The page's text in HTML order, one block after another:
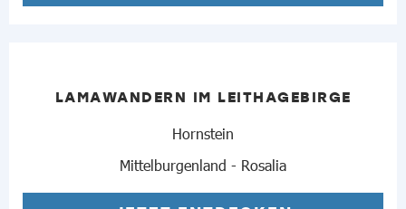
LAMAWANDERN IM LEITHAGEBIRGE
Hornstein
Mittelburgenland - Rosalia